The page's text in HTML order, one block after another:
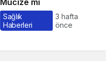
Mucize mi
Sağlık
Haberleri
3 hafta
önce